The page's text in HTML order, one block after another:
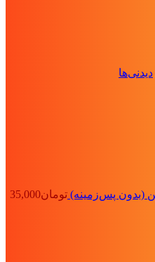
دیدنی‌ها
تومان35,000